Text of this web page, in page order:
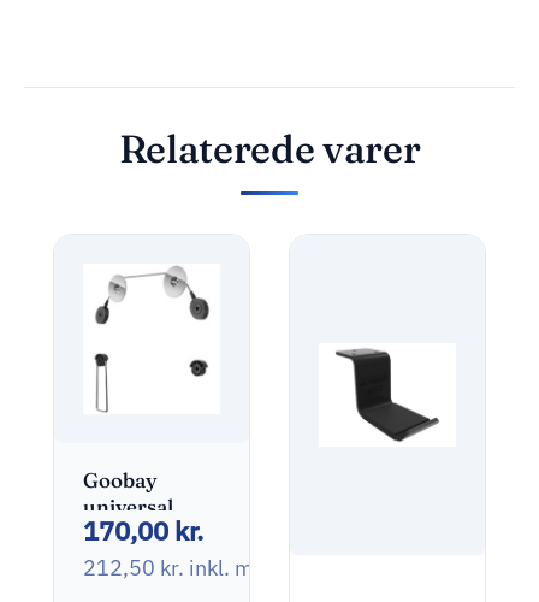
Relaterede varer
Goobay
universal
wallmount
ultraslim 32-
170,00 kr.
212,50 kr. inkl. moms